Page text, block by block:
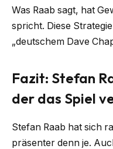
Was Raab sagt, hat
spricht. Diese
„deutschem Dave
Fazit: Stefan
der das Spiel
Stefan Raab hat sich
präsenter denn je.